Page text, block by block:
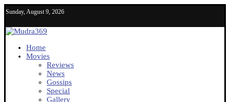
Sunday, August 9, 2026
Home
Movies
Reviews
News
Gossips
Special
Gallery